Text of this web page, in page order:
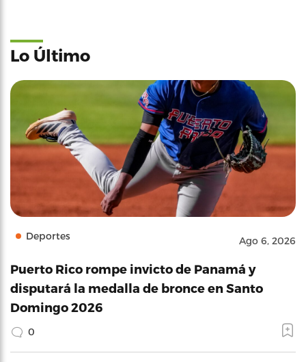
Lo Último
Deportes Ago 6, 2026
Puerto Rico rompe invicto de Panamá y
disputará la medalla de bronce en Santo
Domingo 2026
0